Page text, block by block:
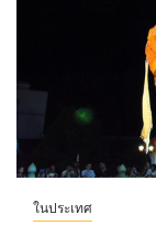
ในประเทศ